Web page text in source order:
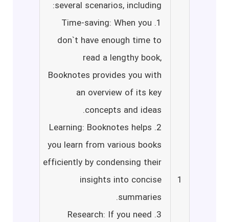
1
several scenarios, including:
1. Time-saving: When you
don`t have enough time to
read a lengthy book,
Booknotes provides you with
an overview of its key
concepts and ideas.
2. Learning: Booknotes helps
you learn from various books
efficiently by condensing their
insights into concise
summaries.
3. Research: If you need